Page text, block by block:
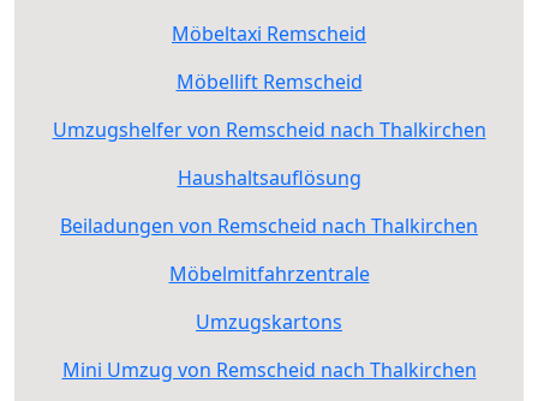
Möbeltaxi Remscheid
Möbellift Remscheid
Umzugshelfer von Remscheid nach Thalkirchen
Haushaltsauflösung
Beiladungen von Remscheid nach Thalkirchen
Möbelmitfahrzentrale
Umzugskartons
Mini Umzug von Remscheid nach Thalkirchen